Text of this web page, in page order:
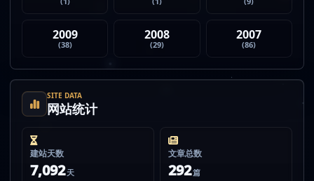
2009
(38)
2008
(29)
2007
(86)
SITE DATA
网站统计
建站天数
7,092 天
文章总数
292篇